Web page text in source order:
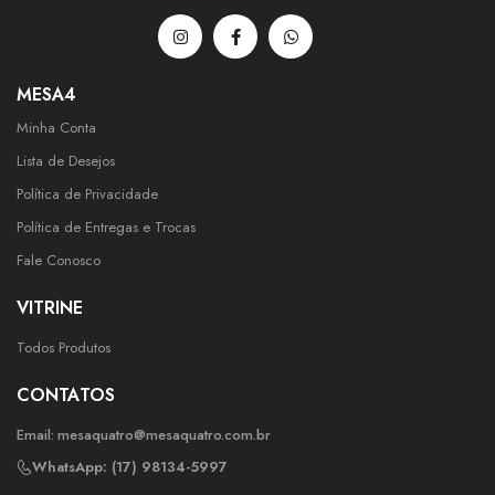
MESA4
Minha Conta
Lista de Desejos
Política de Privacidade
Política de Entregas e Trocas
Fale Conosco
VITRINE
Todos Produtos
CONTATOS
Email: mesaquatro@mesaquatro.com.br
WhatsApp: (17) 98134-5997